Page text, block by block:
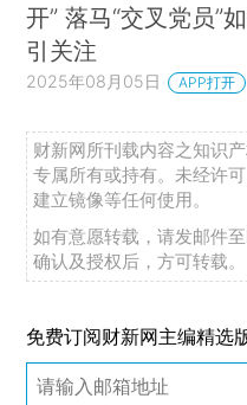
开” 落马“交叉党员”
引关注
2025年08月05日 APP打开
财新网所刊载内容之知识
专属所有或持有。未经许
建立镜像等任何使用。
如有意愿转载，请发邮件至
确认及授权后，方可转载。
免费订阅财新网主编精选